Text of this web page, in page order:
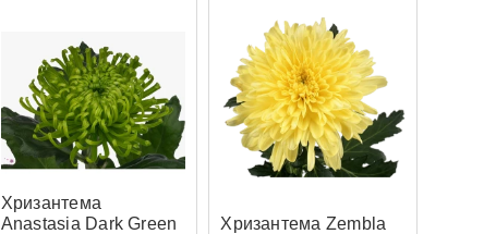
Хризантема
Anastasia Dark Green
Хризантема Zembla